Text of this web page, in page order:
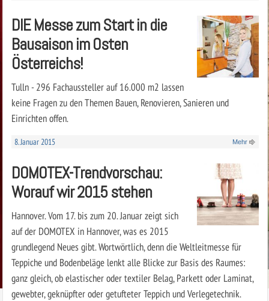
DIE Messe zum Start in die
Bausaison im Osten
Österreichs!
Tulln - 296 Fachaussteller auf 16.000 m2 lassen
keine Fragen zu den Themen Bauen, Renovieren, Sanieren und
Einrichten offen.
8. Januar 2015 Mehr
DOMOTEX-Trendvorschau:
Worauf wir 2015 stehen
Hannover. Vom 17. bis zum 20. Januar zeigt sich
auf der DOMOTEX in Hannover, was es 2015
grundlegend Neues gibt. Wortwörtlich, denn die Weltleitmesse für
Teppiche und Bodenbeläge lenkt alle Blicke zur Basis des Raumes:
ganz gleich, ob elastischer oder textiler Belag, Parkett oder Laminat,
gewebter, geknüpfter oder getufteter Teppich und Verlegetechnik.